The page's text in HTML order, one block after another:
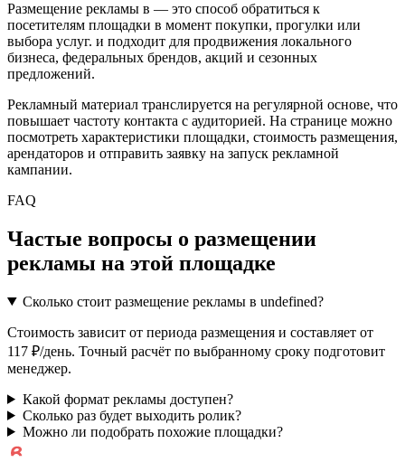
Размещение рекламы в — это способ обратиться к
посетителям площадки в момент покупки, прогулки или
выбора услуг. и подходит для продвижения локального
бизнеса, федеральных брендов, акций и сезонных
предложений.
Рекламный материал транслируется на регулярной основе, что
повышает частоту контакта с аудиторией. На странице можно
посмотреть характеристики площадки, стоимость размещения,
арендаторов и отправить заявку на запуск рекламной
кампании.
FAQ
Частые вопросы о размещении
рекламы на этой площадке
Сколько стоит размещение рекламы в undefined?
Стоимость зависит от периода размещения и составляет от
117 ₽/день. Точный расчёт по выбранному сроку подготовит
менеджер.
Какой формат рекламы доступен?
Сколько раз будет выходить ролик?
Можно ли подобрать похожие площадки?